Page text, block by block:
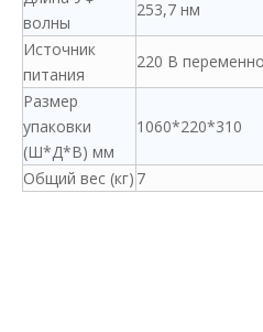
волны
253,7 нм
Источник
питания
220 В
Размер
упаковки
(Ш*Д*В) мм
1060*220*310
Общий вес (кг) 7